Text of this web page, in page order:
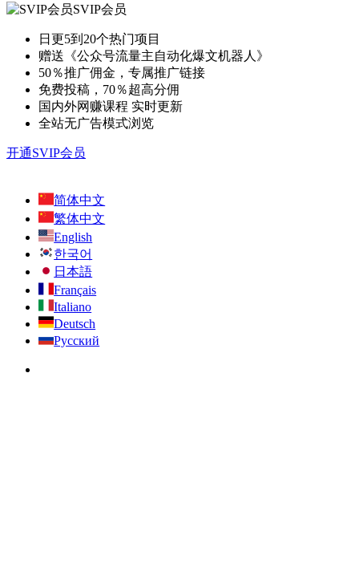
SVIP会员
日更5到20个热门项目
赠送《公众号流量主自动化爆文机器人》
50％推广佣金，专属推广链接
免费投稿，70％超高分佣
国内外网赚课程 实时更新
全站无广告模式浏览
开通SVIP会员
简体中文
繁体中文
English
한국어
日本語
Français
Italiano
Deutsch
Русский